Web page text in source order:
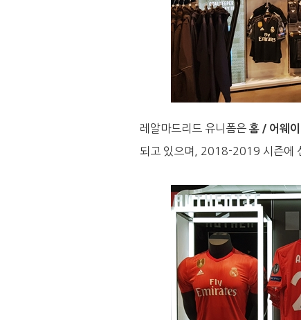
레알마드리드 유니폼은 홈 / 어웨
되고 있으며, 2018-2019 시즌에